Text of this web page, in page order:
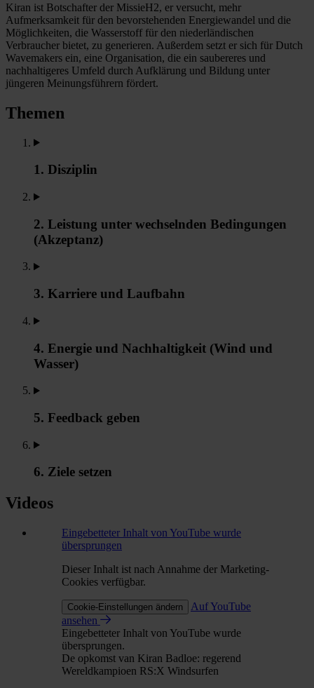
Kiran ist Botschafter der MissieH2, er versucht, mehr
Aufmerksamkeit für den bevorstehenden Energiewandel und die
Möglichkeiten, die Wasserstoff für den niederländischen
Verbraucher bietet, zu generieren. Außerdem setzt er sich für Dutch
Wavemakers ein, eine Organisation, die ein saubereres und
nachhaltigeres Umfeld durch Aufklärung und Bildung unter
jüngeren Meinungsführern fördert.
Themen
1. Disziplin
2. Leistung unter wechselnden Bedingungen
(Akzeptanz)
3. Karriere und Laufbahn
4. Energie und Nachhaltigkeit (Wind und
Wasser)
5. Feedback geben
6. Ziele setzen
Videos
Eingebetteter Inhalt von YouTube wurde
übersprungen
Dieser Inhalt ist nach Annahme der Marketing-
Cookies verfügbar.
Cookie-Einstellungen ändern
Auf YouTube
ansehen
Eingebetteter Inhalt von YouTube wurde
übersprungen.
De opkomst van Kiran Badloe: regerend
Wereldkampioen RS:X Windsurfen